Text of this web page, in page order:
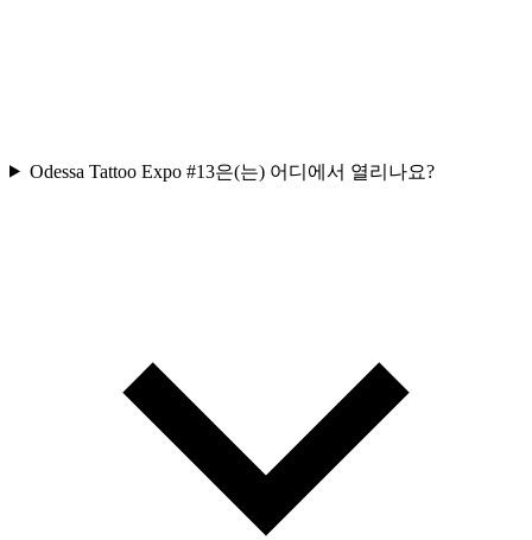
Odessa Tattoo Expo #13은(는) 어디에서 열리나요?